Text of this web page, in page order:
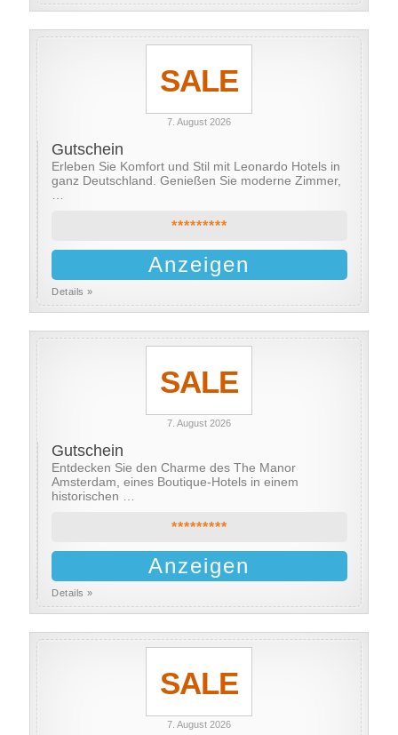
SALE
7. August 2026
Gutschein
Erleben Sie Komfort und Stil mit Leonardo Hotels in
ganz Deutschland. Genießen Sie moderne Zimmer,
*********
Anzeigen
Details »
SALE
7. August 2026
Gutschein
Entdecken Sie den Charme des The Manor
Amsterdam, eines Boutique-Hotels in einem
historischen …
*********
Anzeigen
Details »
SALE
7. August 2026